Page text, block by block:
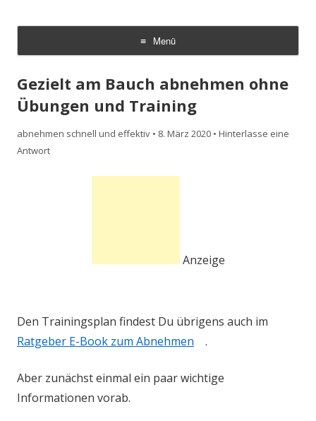
Menü
Zum
springen
Gezielt am Bauch abnehmen ohne
Übungen und Training
abnehmen schnell und effektiv • 8. März 2020 • Hinterlasse eine
Antwort
Anzeige
Den Trainingsplan findest Du übrigens auch im
Ratgeber E-Book zum Abnehmen
.
Aber zunächst einmal ein paar wichtige
Informationen vorab.